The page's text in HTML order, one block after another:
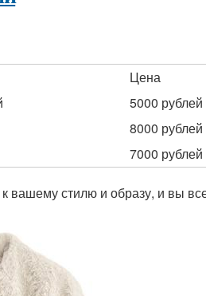
Цена
5000 рублей
8000 рублей
7000 рублей
вашему стилю и образу, и вы